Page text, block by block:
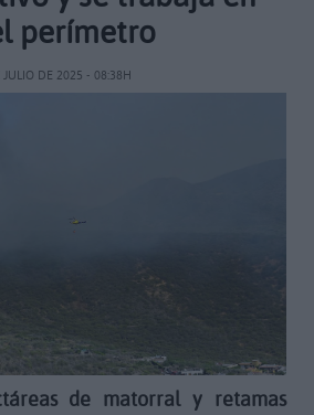
perímetro
JULIO DE 2025 - 08:38H
de matorral y retamas